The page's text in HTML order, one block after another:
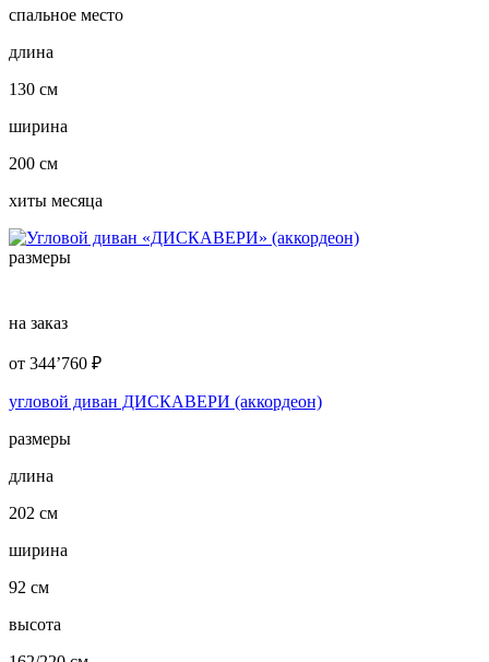
спальное место
длина
130 см
ширина
200 см
хиты месяца
размеры
на заказ
от 344’760 ₽
угловой диван ДИСКАВЕРИ (аккордеон)
размеры
длина
202 см
ширина
92 см
высота